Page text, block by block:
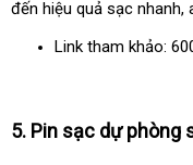
đến hiệu quả sạc
Link tham khảo:
5. Pin sạc dự phòng